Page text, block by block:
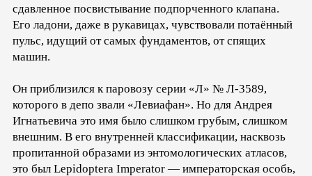
сдавленное посвистывание подпорченного клапана.
Его ладони, даже в рукавицах, чувствовали потаённый
пульс, идущий от самых фундаментов, от спящих
машин.
Он приблизился к паровозу серии «Л» № Л-3589,
которого в депо звали «Левиафан». Но для Андрея
Игнатьевича это имя было слишком грубым, слишком
внешним. В его внутренней классификации, насквозь
пропитанной образами из энтомологических атласов,
это был Lepidoptera Imperator — императорская особь,